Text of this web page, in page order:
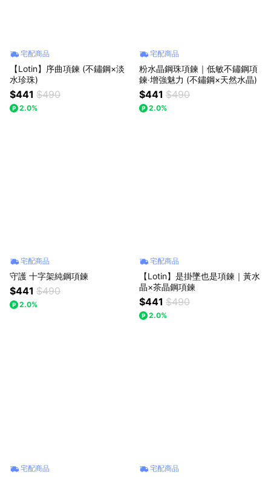
宅配商品
【Lotin】序曲項鍊 (不鏽鋼×淡
水珍珠)
$441 $490
2.0%
宅配商品
粉水晶鋼珠項鍊｜低敏不鏽鋼項
鍊‧增強魅力 (不鏽鋼×天然水晶)
$441 $490
2.0%
宅配商品
守護 十字架純鋼項鍊
$441 $490
2.0%
宅配商品
【Lotin】是掛墜也是項鍊｜黃水
晶×茶晶鋼項鍊
$441 $490
2.0%
宅配商品 宅配商品